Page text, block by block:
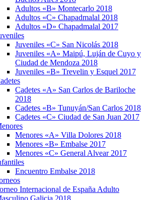
Adultos «B» Montecarlo 2018
Adultos «C» Chapadmalal 2018
Adultos «D» Chapadmalal 2017
Juveniles «C» San Nicolás 2018
Juveniles «A» Maipú, Luján de Cuyo y
Ciudad de Mendoza 2018
Juveniles «B» Trevelin y Esquel 2017
Cadetes «A» San Carlos de Bariloche
2018
Cadetes «B» Tunuyán/San Carlos 2018
Cadetes «C» Ciudad de San Juan 2017
Menores «A» Villa Dolores 2018
Menores «B» Embalse 2017
Menores «C» General Alvear 2017
Encuentro Embalse 2018
Internacional de España Adulto
Galicia 2018